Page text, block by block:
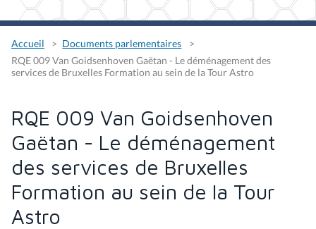
Accueil
Documents parlementaires
RQE 009 Van Goidsenhoven Gaëtan - Le déménagement des
services de Bruxelles Formation au sein de la Tour Astro
RQE 009 Van Goidsenhoven
Gaëtan - Le déménagement
des services de Bruxelles
Formation au sein de la Tour
Astro